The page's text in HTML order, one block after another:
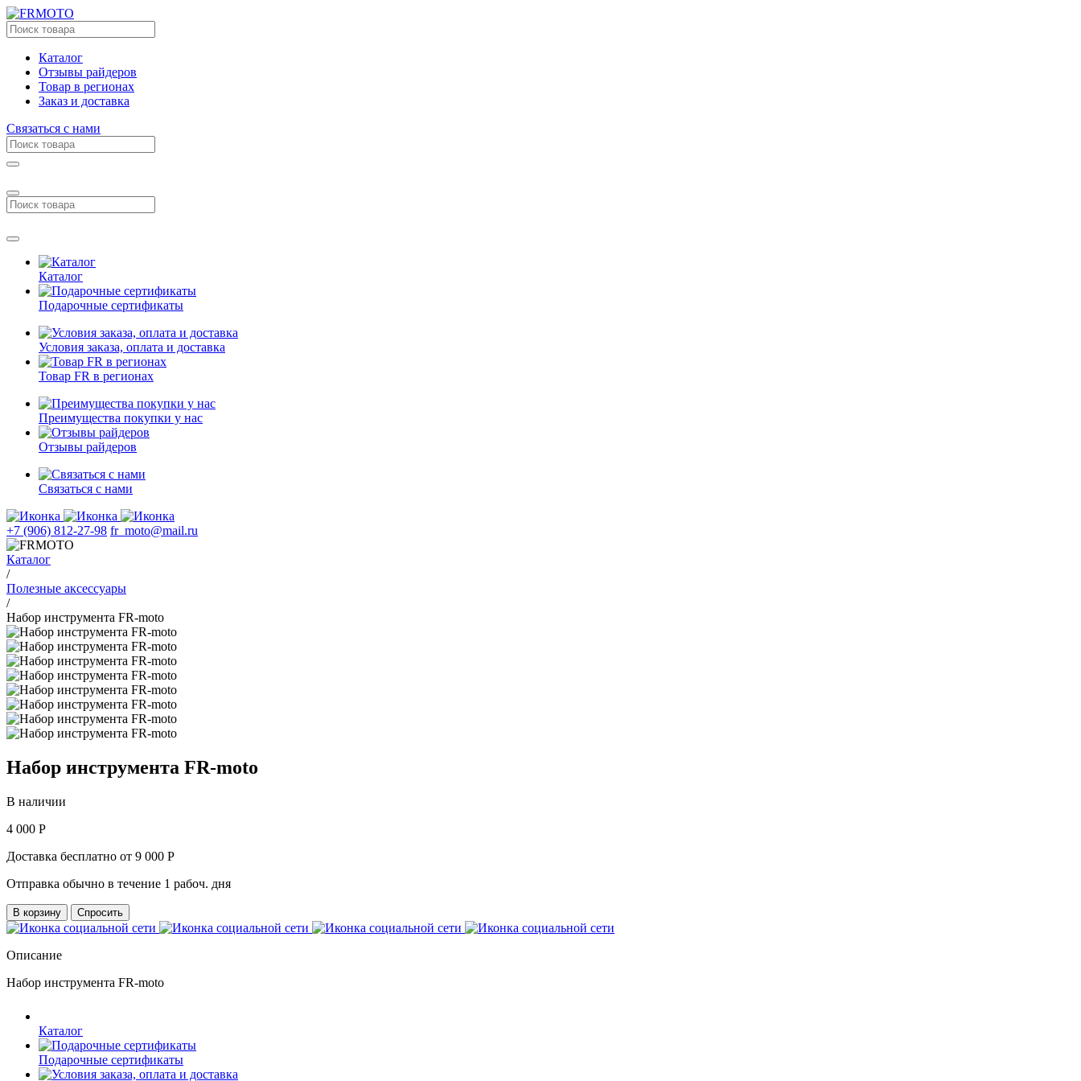
Каталог
Отзывы райдеров
Товар в регионах
Заказ и доставка
Связаться с нами
Каталог
Подарочные сертификаты
Условия заказа, оплата и доставка
Товар FR в регионах
Преимущества покупки у нас
Отзывы райдеров
Связаться с нами
+7 (906) 812-27-98 fr_moto@mail.ru
Каталог
/
Полезные аксессуары
/
Набор инструмента FR-moto
Набор инструмента FR-moto
В наличии
4 000 Р
Доставка бесплатно от 9 000 Р
Отправка обычно в течение 1 рабоч. дня
В корзину Спросить
Описание
Набор инструмента FR-moto
Каталог
Подарочные сертификаты